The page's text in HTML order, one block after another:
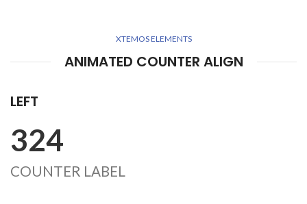
XTEMOS ELEMENTS
ANIMATED COUNTER ALIGN
LEFT
324
COUNTER LABEL